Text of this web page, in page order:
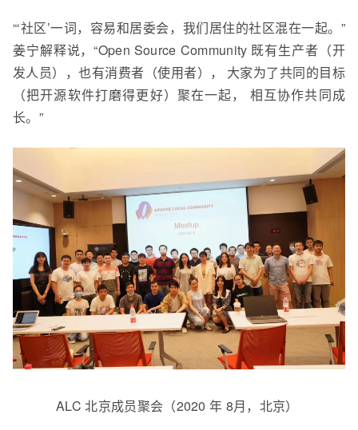
“‘社区’一词，容易和居委会，我们居住的社区混在一起。”
姜宁解释说，“Open Source Community 既有生产者（开
发人员），也有消费者（使用者）， 大家为了共同的目标
（把开源软件打磨得更好）聚在一起， 相互协作共同成
长。”
ALC 北京成员聚会（2020 年 8月，北京）